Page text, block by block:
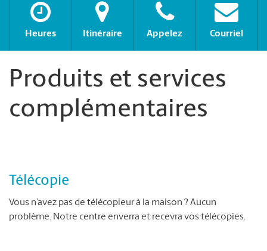
Heures Itinéraire Appelez Courriel
Produits et services
complémentaires
Télécopie
Vous n’avez pas de télécopieur à la maison ? Aucun
problème. Notre centre enverra et recevra vos télécopies.